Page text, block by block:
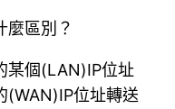
麼區別？
某個(LAN)IP位址
(WAN)IP位址轉送